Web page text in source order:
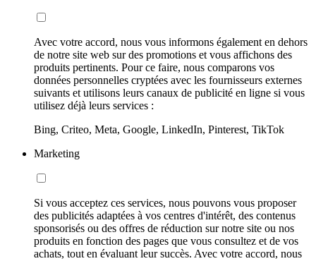
Avec votre accord, nous vous informons également en dehors
de notre site web sur des promotions et vous affichons des
produits pertinents. Pour ce faire, nous comparons vos
données personnelles cryptées avec les fournisseurs externes
suivants et utilisons leurs canaux de publicité en ligne si vous
utilisez déjà leurs services :
Bing, Criteo, Meta, Google, LinkedIn, Pinterest, TikTok
Marketing
Si vous acceptez ces services, nous pouvons vous proposer
des publicités adaptées à vos centres d'intérêt, des contenus
sponsorisés ou des offres de réduction sur notre site ou nos
produits en fonction des pages que vous consultez et de vos
achats, tout en évaluant leur succès. Avec votre accord, nous